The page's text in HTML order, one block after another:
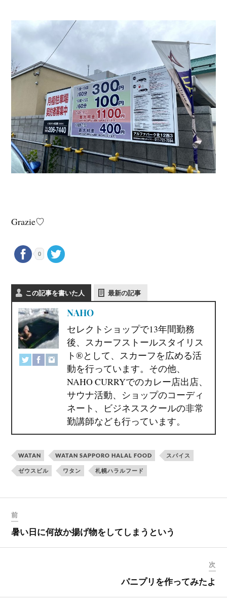
Grazie♡
0
この記事を書いた人 最新の記事
NAHO
セレクトショップで13年間勤務
後、スカーフストールスタイリス
ト®として、スカーフを広める活
動を行っています。その他、
NAHO CURRYでのカレー店出店、
サウナ活動、ショップのコーディ
ネート、ビジネススクールの非常
勤講師なども行っています。
WATAN WATAN SAPPORO HALAL FOOD スパイス
ゼウスビル ワタン 札幌ハラルフード
前
暑い日に何故か揚げ物をしてしまうという
次
パニプリを作ってみたよ